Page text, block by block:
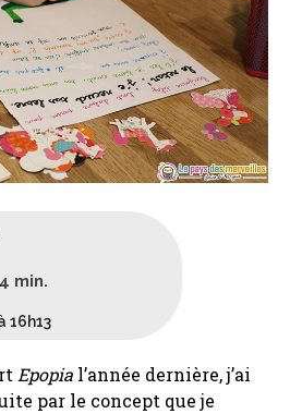
4 min.
16h13
Epopia l’année dernière, j’ai
par le concept que je